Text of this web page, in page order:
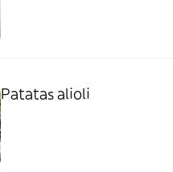
Patatas alioli